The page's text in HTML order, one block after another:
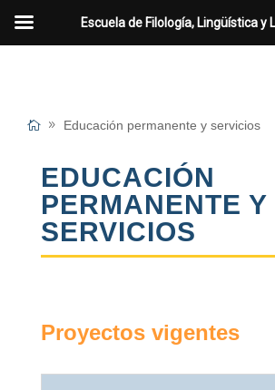
Educación permanente y servicios
EDUCACIÓN
PERMANENTE Y
SERVICIOS
Proyectos vigentes
Escuela de Filología, Lingüística y